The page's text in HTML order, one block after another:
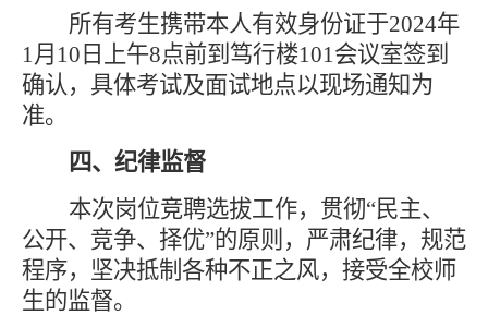
所有考生携带本人有效身份证于2024年
1月10日上午8点前到笃行楼101会议室签到
确认，具体考试及面试地点以现场通知为
准。
四、纪律监督
本次岗位竞聘选拔工作，贯彻“民主、
公开、竞争、择优”的原则，严肃纪律，规范
程序，坚决抵制各种不正之风，接受全校师
生的监督。